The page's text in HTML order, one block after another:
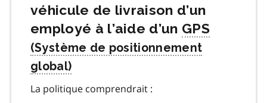
véhicule de livraison d’un
employé à l’aide d’un GPS
La politique comprendrait :